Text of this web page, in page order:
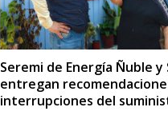
Seremi de Energía Ñuble y
entregan
interrupciones del